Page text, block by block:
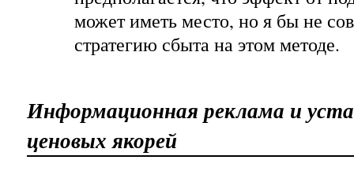
может иметь место, но я бы не
стратегию сбыта на этом методе.
Информационная реклама и
ценовых якорей